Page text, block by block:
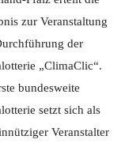
zur Veranstaltung
der
„ClimaClic“.
bundesweite
setzt sich als
Veranstalter